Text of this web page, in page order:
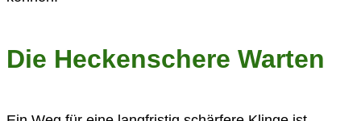
Die Heckenschere Warten